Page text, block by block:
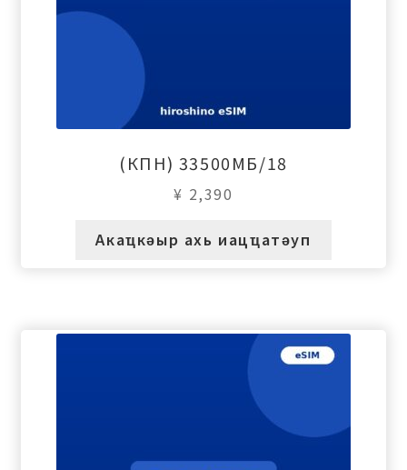
(КПН) 33500МБ/18
¥ 2,390
Акаҵкәыр ахь иацҵатәуп